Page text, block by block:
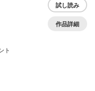
ト
試し読み
作品詳細